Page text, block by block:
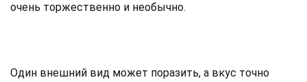
очень торжественно и необычно.
Один внешний вид может поразить, а вкус точно